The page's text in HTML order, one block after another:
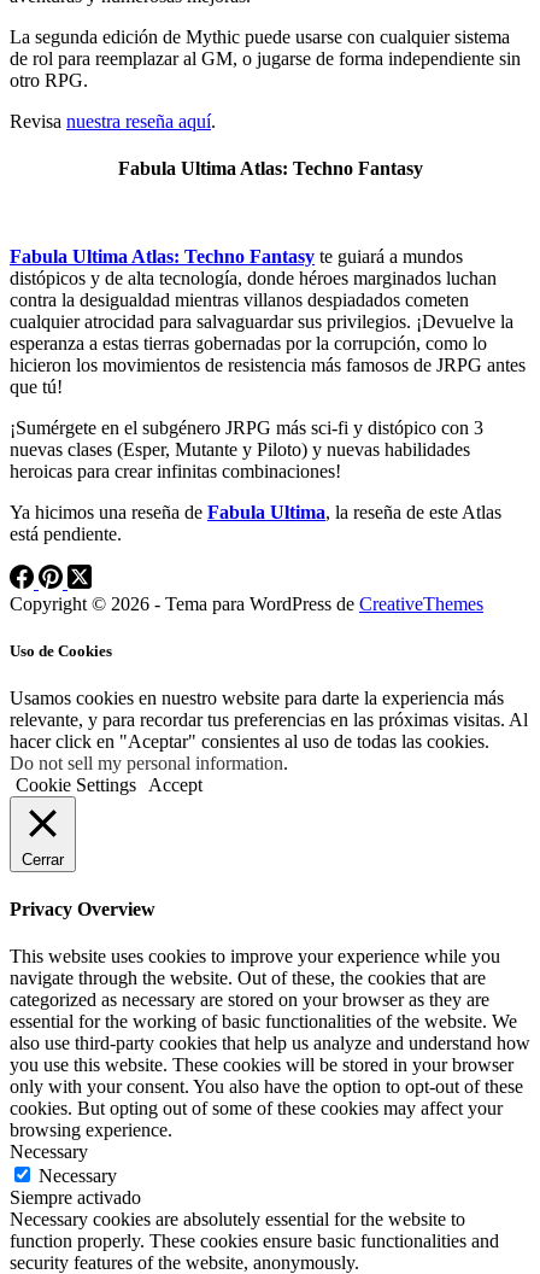
La segunda edición de Mythic puede usarse con cualquier sistema
de rol para reemplazar al GM, o jugarse de forma independiente sin
otro RPG.
Revisa nuestra reseña aquí.
Fabula Ultima Atlas: Techno Fantasy
Fabula Ultima Atlas: Techno Fantasy te guiará a mundos
distópicos y de alta tecnología, donde héroes marginados luchan
contra la desigualdad mientras villanos despiadados cometen
cualquier atrocidad para salvaguardar sus privilegios. ¡Devuelve la
esperanza a estas tierras gobernadas por la corrupción, como lo
hicieron los movimientos de resistencia más famosos de JRPG antes
que tú!
¡Sumérgete en el subgénero JRPG más sci-fi y distópico con 3
nuevas clases (Esper, Mutante y Piloto) y nuevas habilidades
heroicas para crear infinitas combinaciones!
Ya hicimos una reseña de Fabula Ultima, la reseña de este Atlas
está pendiente.
Copyright © 2026 - Tema para WordPress de CreativeThemes
Uso de Cookies
Usamos cookies en nuestro website para darte la experiencia más
relevante, y para recordar tus preferencias en las próximas visitas. Al
hacer click en "Aceptar" consientes al uso de todas las cookies.
Do not sell my personal information.
Cookie Settings Accept
Cerrar
Privacy Overview
This website uses cookies to improve your experience while you
navigate through the website. Out of these, the cookies that are
categorized as necessary are stored on your browser as they are
essential for the working of basic functionalities of the website. We
also use third-party cookies that help us analyze and understand how
you use this website. These cookies will be stored in your browser
only with your consent. You also have the option to opt-out of these
cookies. But opting out of some of these cookies may affect your
browsing experience.
Necessary
Necessary
Siempre activado
Necessary cookies are absolutely essential for the website to
function properly. These cookies ensure basic functionalities and
security features of the website, anonymously.